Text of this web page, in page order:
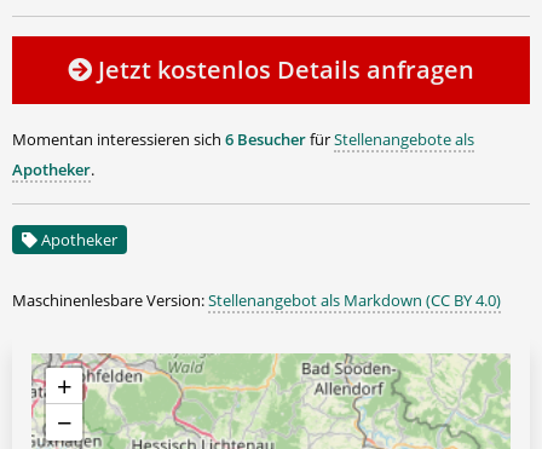
Jetzt kostenlos Details anfragen
Momentan interessieren sich 6 BesucherfürStellenangebote als
Apotheker.
Apotheker
Maschinenlesbare Version:Stellenangebot als Markdown (CC BY 4.0)
+
−